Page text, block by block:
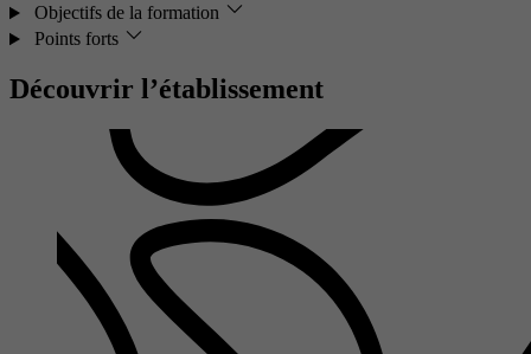
Objectifs de la formation
Points forts
Découvrir l’établissement